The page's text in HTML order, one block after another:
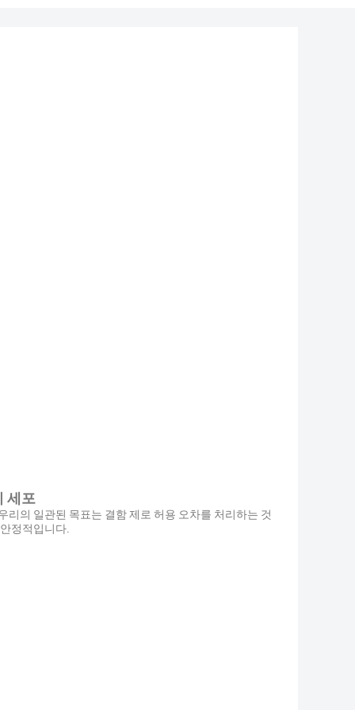
세포
의 일관된 목표는 결함 제로 허용 오차를 처리하는 것
정적입니다.